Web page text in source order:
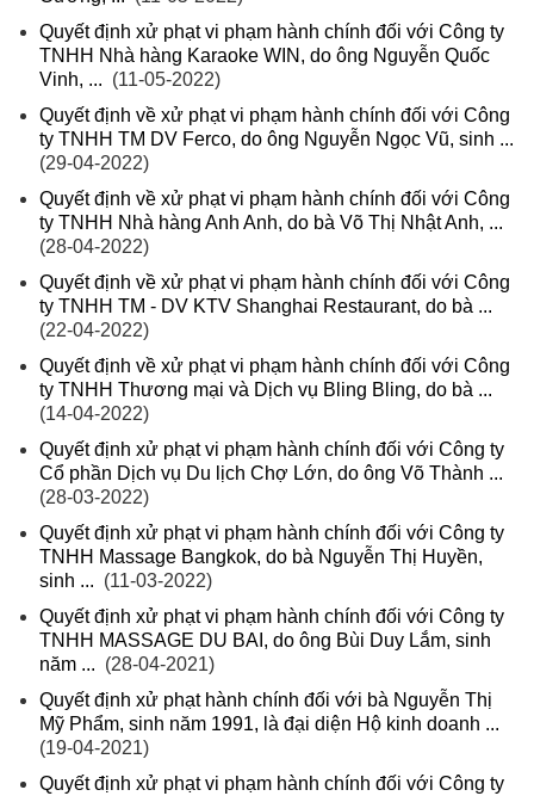
Quyết định xử phạt vi phạm hành chính đối với Công ty
TNHH Nhà hàng Karaoke WIN, do ông Nguyễn Quốc
Vinh, ... (11-05-2022)
Quyết định về xử phạt vi phạm hành chính đối với Công
ty TNHH TM DV Ferco, do ông Nguyễn Ngọc Vũ, sinh ...
(29-04-2022)
Quyết định về xử phạt vi phạm hành chính đối với Công
ty TNHH Nhà hàng Anh Anh, do bà Võ Thị Nhật Anh, ...
(28-04-2022)
Quyết định về xử phạt vi phạm hành chính đối với Công
ty TNHH TM - DV KTV Shanghai Restaurant, do bà ...
(22-04-2022)
Quyết định về xử phạt vi phạm hành chính đối với Công
ty TNHH Thương mại và Dịch vụ Bling Bling, do bà ...
(14-04-2022)
Quyết định xử phạt vi phạm hành chính đối với Công ty
Cổ phần Dịch vụ Du lịch Chợ Lớn, do ông Võ Thành ...
(28-03-2022)
Quyết định xử phạt vi phạm hành chính đối với Công ty
TNHH Massage Bangkok, do bà Nguyễn Thị Huyền,
sinh ... (11-03-2022)
Quyết định xử phạt vi phạm hành chính đối với Công ty
TNHH MASSAGE DU BAI, do ông Bùi Duy Lắm, sinh
năm ... (28-04-2021)
Quyết định xử phạt hành chính đối với bà Nguyễn Thị
Mỹ Phẩm, sinh năm 1991, là đại diện Hộ kinh doanh ...
(19-04-2021)
Quyết định xử phạt vi phạm hành chính đối với Công ty